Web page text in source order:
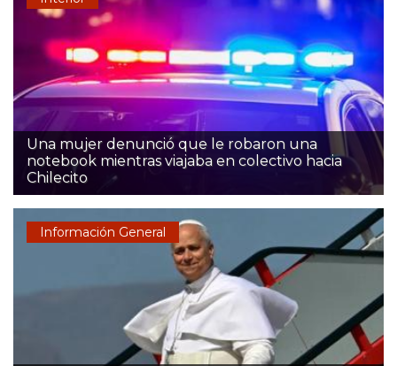
Una mujer denunció que le robaron una
notebook mientras viajaba en colectivo hacia
Chilecito
Información General